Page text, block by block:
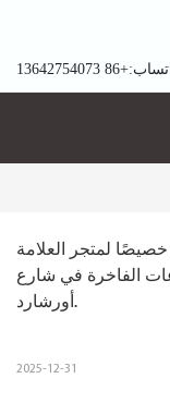
13642754073
لمتجر العلامة
الفاخرة في شارع
أورشارد.
2025-12-31